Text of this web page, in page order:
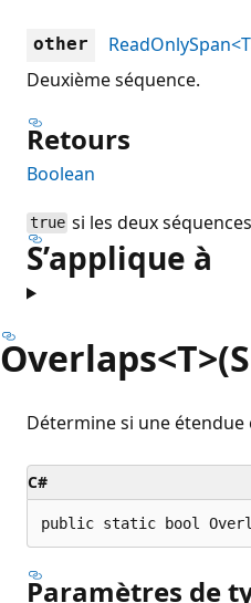
other
Deuxième séquence.
Retours
Boolean
true si les deux
S’applique à
Détermine si une
C#
public static bool
Paramètres de